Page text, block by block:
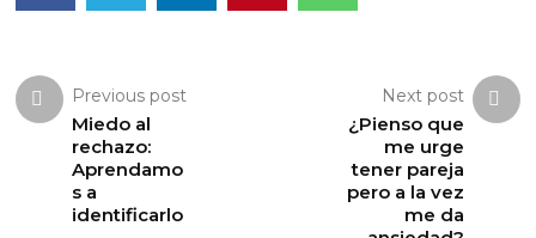
Previous post
Miedo al
rechazo:
Aprendamo
s a
identificarlo
Next post
¿Pienso que
me urge
tener pareja
pero a la vez
me da